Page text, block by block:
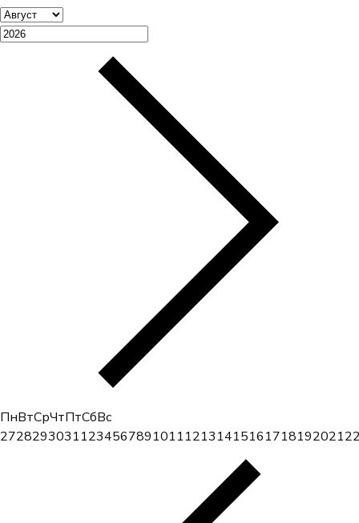
ПнВтСрЧтПтСбВс
2728293031123456789101112131415161718192021